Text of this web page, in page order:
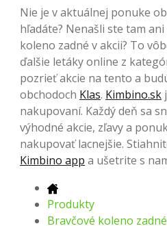
Nie je v aktuálnej ponuke
hľadáte? Nenašli ste tam
koleno zadné v akcii? To
ďalšie letáky online z
pozrieť akcie na tento a
obchodoch Klas. Kimbino.sk
nakupovaní. Každý deň sa
výhodné akcie, zľavy a
nakupovať lacnejšie.
Kimbino app a ušetrite s
Produkty
Bravčové koleno zadné